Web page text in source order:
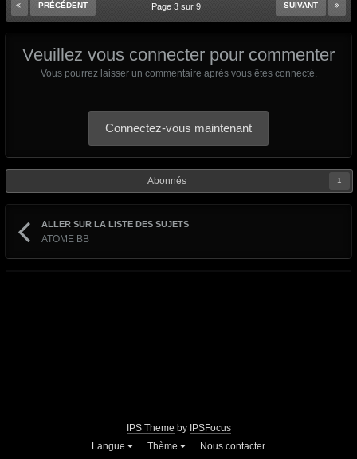
PRÉCÉDENT SUIVANT
Page 3 sur 9
Veuillez vous connecter pour commenter
Vous pourrez laisser un commentaire après vous êtes connecté.
Connectez-vous maintenant
Abonnés 1
ALLER SUR LA LISTE DES SUJETS
ATOME BB
IPS Theme by IPSFocus
Langue
Thème Nous contacter